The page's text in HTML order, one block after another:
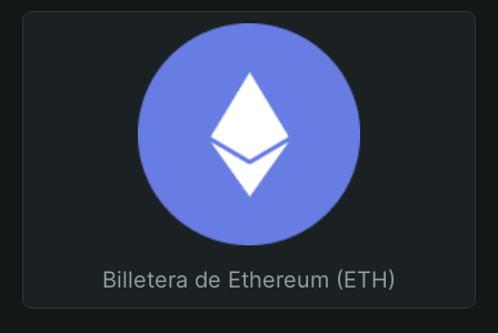
Billetera de Ethereum (ETH)